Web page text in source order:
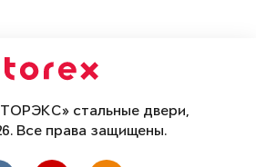
стальные двери,
Все права защищены.